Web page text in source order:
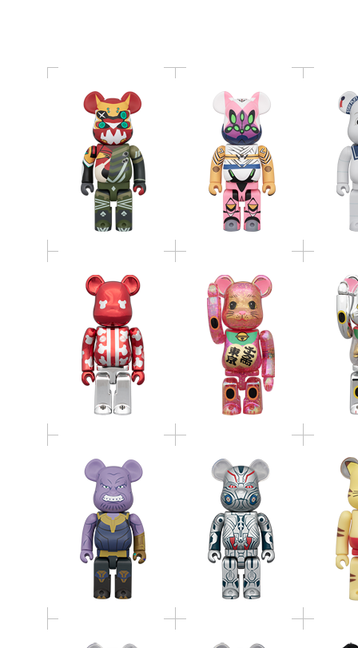
BE@RBRICK メ組 はっ
ぴ 赤メッキ 100％ ノ
ベルティ
BE@RBRICK 招き猫 千
万両・東京 桃色透明
メッキ 桜吹雪 100％ &
400％
判 千
BE@RBRICK THANOS
400％
BE@RBRICK ULTRON
400％
ネコま
BE@RBRICK WOODY
400％
BE@RBRICK 青鬼
400％
THE